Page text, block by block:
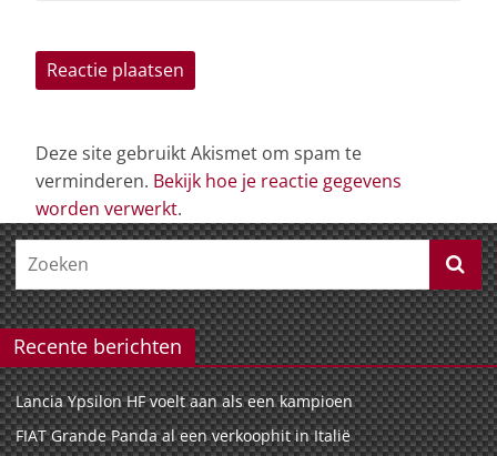
Deze site gebruikt Akismet om spam te
verminderen. Bekijk hoe je reactie gegevens
worden verwerkt.
Recente berichten
Lancia Ypsilon HF voelt aan als een kampioen
FIAT Grande Panda al een verkoophit in Italië